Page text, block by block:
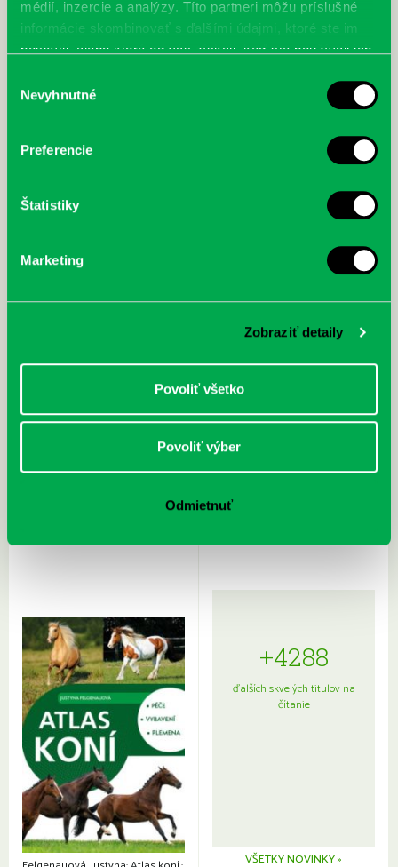
médií, inzercie a analýzy. Títo partneri môžu príslušné
informácie skombinovať s ďalšími údajmi, ktoré ste im
poskytli, alebo ktoré od vás získali, keď ste používali ich
súhlasu
Nevyhnutné
Preferencie
Štatistiky
Marketing
Zobraziť detaily
Povoliť všetko
Povoliť výber
Odmietnuť
McGrath, Andy: Tadej Pogačar:
nezastaviteľný
Sprievodca po hviezdnej oblohe
kompletný sprievodca
japonskou kuchyňou a etiketou
+4288
ďalších skvelých titulov na
čítanie
VŠETKY NOVINKY »